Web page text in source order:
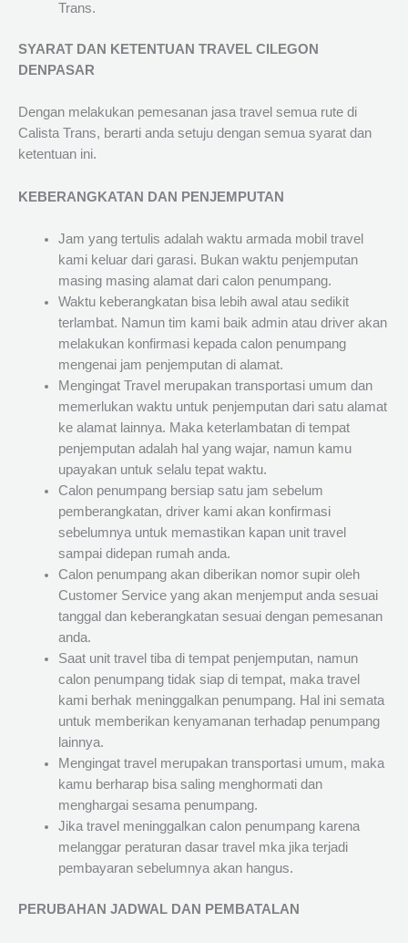
Trans.
SYARAT DAN KETENTUAN TRAVEL CILEGON
DENPASAR
Dengan melakukan pemesanan jasa travel semua rute di
Calista Trans, berarti anda setuju dengan semua syarat dan
ketentuan ini.
KEBERANGKATAN DAN PENJEMPUTAN
Jam yang tertulis adalah waktu armada mobil travel
kami keluar dari garasi. Bukan waktu penjemputan
masing masing alamat dari calon penumpang.
Waktu keberangkatan bisa lebih awal atau sedikit
terlambat. Namun tim kami baik admin atau driver akan
melakukan konfirmasi kepada calon penumpang
mengenai jam penjemputan di alamat.
Mengingat Travel merupakan transportasi umum dan
memerlukan waktu untuk penjemputan dari satu alamat
ke alamat lainnya. Maka keterlambatan di tempat
penjemputan adalah hal yang wajar, namun kamu
upayakan untuk selalu tepat waktu.
Calon penumpang bersiap satu jam sebelum
pemberangkatan, driver kami akan konfirmasi
sebelumnya untuk memastikan kapan unit travel
sampai didepan rumah anda.
Calon penumpang akan diberikan nomor supir oleh
Customer Service yang akan menjemput anda sesuai
tanggal dan keberangkatan sesuai dengan pemesanan
anda.
Saat unit travel tiba di tempat penjemputan, namun
calon penumpang tidak siap di tempat, maka travel
kami berhak meninggalkan penumpang. Hal ini semata
untuk memberikan kenyamanan terhadap penumpang
lainnya.
Mengingat travel merupakan transportasi umum, maka
kamu berharap bisa saling menghormati dan
menghargai sesama penumpang.
Jika travel meninggalkan calon penumpang karena
melanggar peraturan dasar travel mka jika terjadi
pembayaran sebelumnya akan hangus.
PERUBAHAN JADWAL DAN PEMBATALAN